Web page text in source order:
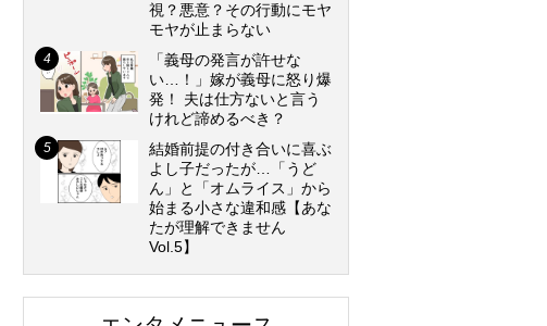
視？悪意？その行動にモヤ
モヤが止まらない
「義母の発言が許せな
い…！」嫁が義母に怒り爆
発！ 夫は仕方ないと言う
けれど諦めるべき？
結婚前提の付き合いに喜ぶ
よし子だったが…「うど
ん」と「オムライス」から
始まる小さな違和感【あな
たが理解できません
Vol.5】